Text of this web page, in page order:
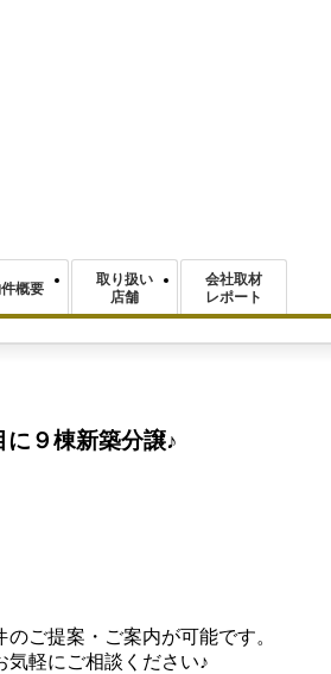
概要
取り扱い
店舗
会社取材
レポート
に９棟新築分譲♪
ご提案・ご案内が可能です。
気軽にご相談ください♪